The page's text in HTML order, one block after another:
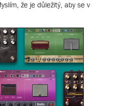
že je důležitý, aby se v